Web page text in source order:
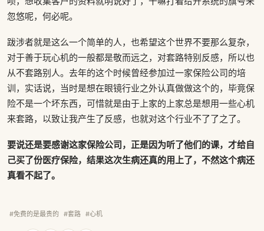
忽悠呢，何必呢。
跋涉者就是这么一个简单的人，也希望这个世界不要那么复杂，
对于善于玩心机的一般都是敬而远之，对套路特别反感，所以也
从不套路别人。去年的这个时候曾经参加过一家保险公司的培
训，实话说，当时是想在眼镜行业之外认真做做这个的，毕竟保
险不是一个坏东西，可惜就是由于上家的上家总是想用一些心机
来套路，以致让我产生了反感，也就对这个行业不了了之了。
要说还是要感谢这家保险公司，正是因为听了他们的课，才给自
己买了份医疗保险，结果这次生病还真的用上了，不然这个病还
真看不起了。
#免费的是最贵的 #套路 #心机